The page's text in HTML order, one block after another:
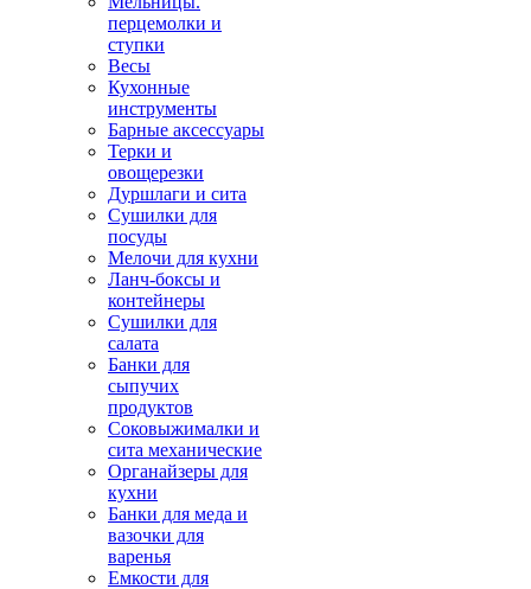
перцемолки и
ступки
Весы
Кухонные
инструменты
Барные аксессуары
Терки и
овощерезки
Дуршлаги и сита
Сушилки для
посуды
Мелочи для кухни
Ланч-боксы и
контейнеры
Сушилки для
салата
Банки для
сыпучих
продуктов
Соковыжималки и
сита механические
Органайзеры для
кухни
Банки для меда и
вазочки для
варенья
Емкости для